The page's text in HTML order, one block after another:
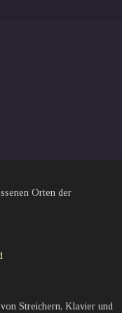
Orten der
Streichern, Klavier und